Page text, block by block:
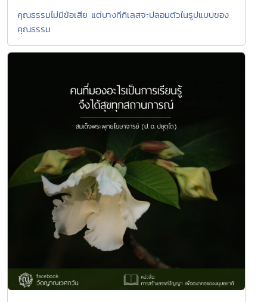
คุณธรรมไม่มีข้อเสีย แต่บางทีกิเลสจะปลอมตัวในรูปแบบของ
คุณธรรม